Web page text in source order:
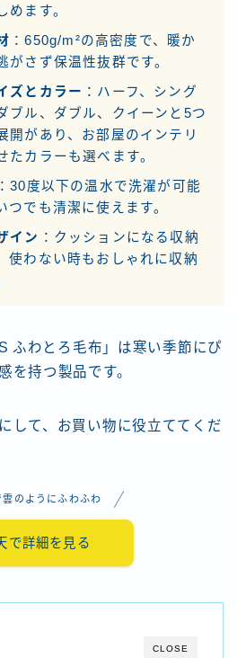
めます。
：650g/m²の高密度で、暖か
がさず保温性抜群です。
ズとカラー ：ハーフ、シング
ブル、ダブル、クイーンと5つ
開があり、お部屋のインテリ
たカラーも選べます。
：30度以下の温水で洗濯が可能
つでも清潔に使えます。
イン ：クッションになる収納
使わない時もおしゃれに収納
ふわとろ毛布」は寒い季節にぴ
を持つ製品です。
して、お買い物に役立ててくだ
雲のようにふわふわ
で詳細を見る
CLOSE